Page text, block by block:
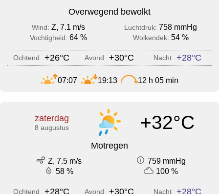
Overwegend bewolkt
Wind: Z, 7.1 m/s Luchtdruk: 758 mmHg
Vochtigheid: 64 % Wolkendek: 54 %
Ochtend +26°C Avond +30°C Nacht +28°C
07:07 19:13 12 h 05 min
zaterdag
8 augustus +32°C
Motregen
Z, 7.5 m/s
759 mmHg
58 %
100 %
Ochtend +28°C Avond +30°C Nacht +28°C